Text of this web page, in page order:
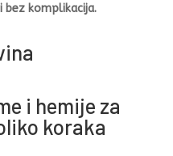
bez komplikacija.
i hemije za
koraka